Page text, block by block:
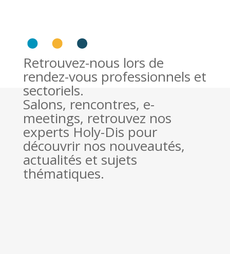
Retrouvez-nous lors de
rendez-vous professionnels et
sectoriels.
Salons, rencontres, e-
meetings, retrouvez nos
experts Holy-Dis pour
découvrir nos nouveautés,
actualités et sujets
thématiques.